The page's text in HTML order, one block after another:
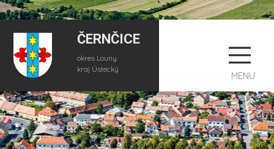
ČERNČICE
okres Louny
kraj Ústecký
MENU